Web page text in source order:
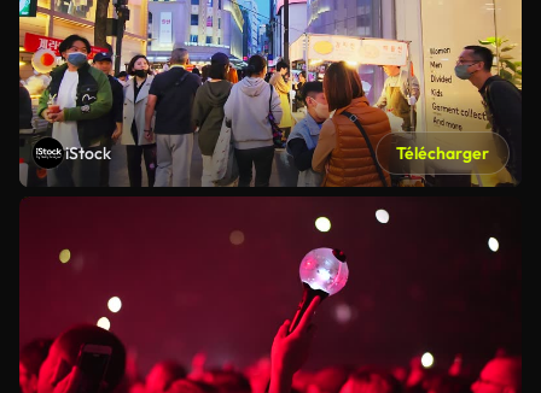
iStock Télécharger